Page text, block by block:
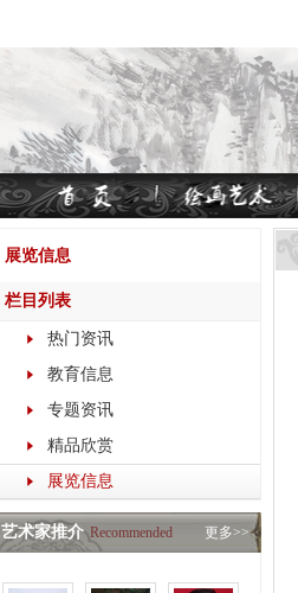
展览信息
栏目列表
热门资讯
教育信息
专题资讯
精品欣赏
展览信息
艺术家推介 Recommended 更多>>